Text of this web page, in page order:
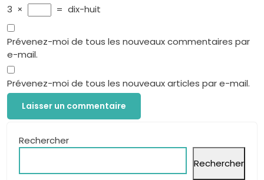
3 × = dix-huit
Prévenez-moi de tous les nouveaux commentaires par
e-mail.
Prévenez-moi de tous les nouveaux articles par e-mail.
Rechercher
Rechercher